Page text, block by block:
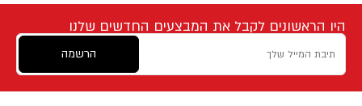
היו הראשונים לקבל את המבצעים החדשים שלנו
הרשמה